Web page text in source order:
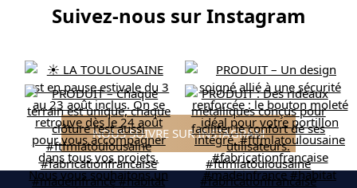
Suivez-nous sur Instagram
NOUS SUIVRE SUR INSTAGRAM